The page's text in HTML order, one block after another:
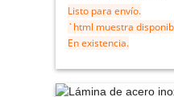
Listo para envío.
`html muestra
En existencia.